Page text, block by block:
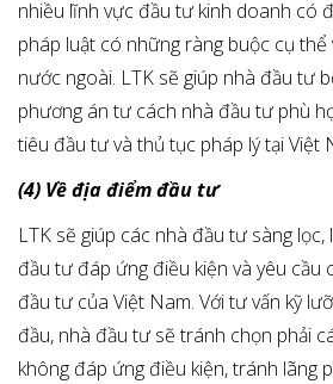
nhiều lĩnh vực đầu tư kinh doanh có
pháp luật có những ràng buộc cụ
nước ngoài. LTK sẽ giúp nhà đầu tư
phương án tư cách nhà đầu tư phù
tiêu đầu tư và thủ tục pháp lý tại Việt
(4) Về địa điểm đầu tư
LTK sẽ giúp các nhà đầu tư sàng
đầu tư đáp ứng điều kiện và yêu cầu
đầu tư của Việt Nam. Với tư vấn kỹ
đầu, nhà đầu tư sẽ tránh chọn phải
không đáp ứng điều kiện, tránh lãng